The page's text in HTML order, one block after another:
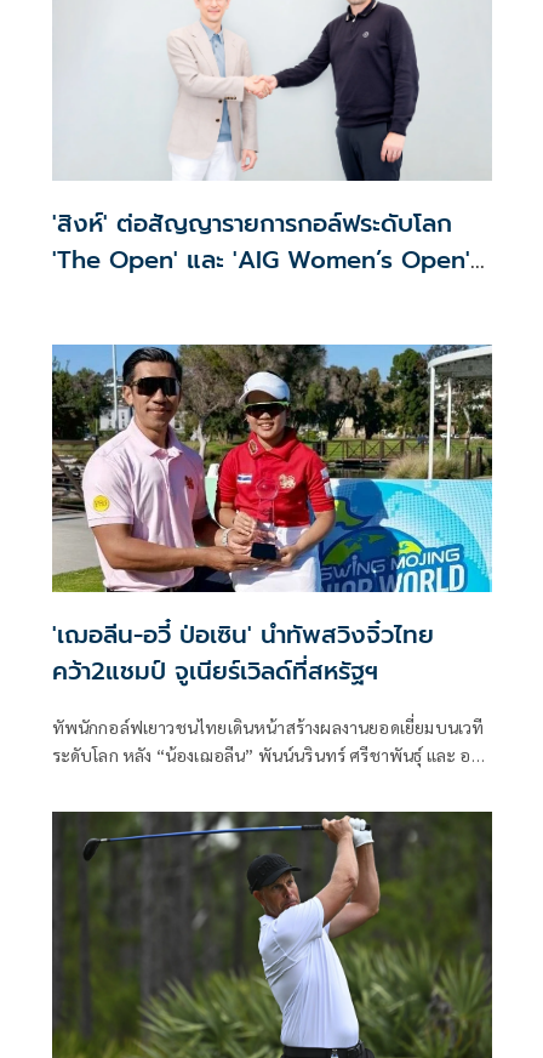
'สิงห์' ต่อสัญญารายการกอล์ฟระดับโลก
'The Open' และ 'AIG Women’s Open'
'เฌอลีน-อวี๋ ป่อเซิน' นำทัพสวิงจิ๋วไทย
คว้า2แชมป์ จูเนียร์เวิลด์ที่สหรัฐฯ
ทัพนักกอล์ฟเยาวชนไทยเดินหน้าสร้างผลงานยอดเยี่ยมบนเวที
ระดับโลก หลัง “น้องเฌอลีน” พันน์นรินทร์ ศรีชาพันธุ์ และ อวี๋
MOJING Junior World Golf Championship ที่เมืองซานดิเอโก
รัฐแคลิฟอร์เนีย สหรัฐอเมริกา เมื่อวันที่ 9 กรกฎาคม 2569